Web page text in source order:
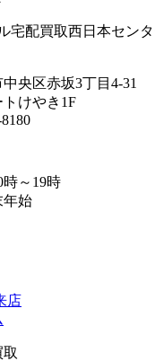
央区赤坂3丁目4-31
けやき1F
～19時
年始
店